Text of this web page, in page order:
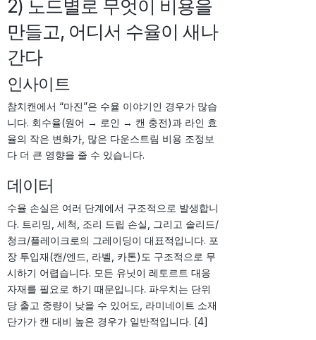
2) 노드별로 무엇이 비용을
만들고, 어디서 수율이 새나
간다
인사이트
참치캔에서 “마진”은 수율 이야기인 경우가 많습
니다. 회수율(원어 → 로인 → 캔 충전)과 라인 효
율의 작은 변화가, 많은 다운스트림 비용 조정보
다 더 큰 영향을 줄 수 있습니다.
데이터
수율 손실은 여러 단계에서 구조적으로 발생합니
다. 트리밍, 세척, 조리 드립 손실, 그리고 솔리드/
청크/플레이크로의 그레이딩이 대표적입니다. 포
장 투입재(캔/엔드, 라벨, 카톤)도 구조적으로 무
시하기 어렵습니다. 모든 유닛이 레토르트 대응
자재를 필요로 하기 때문입니다. 파우치는 단위
당 출고 중량이 낮을 수 있어도, 라미네이트 소재
단가가 캔 대비 높은 경우가 일반적입니다. [4]